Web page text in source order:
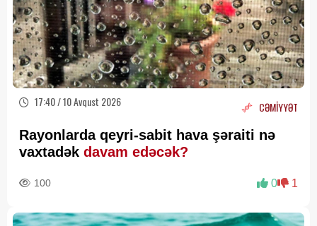
17:40 / 10 Avqust 2026 CƏMİYYƏT
Rayonlarda qeyri-sabit hava şəraiti nə
vaxtadək davam edəcək?
100 0 1